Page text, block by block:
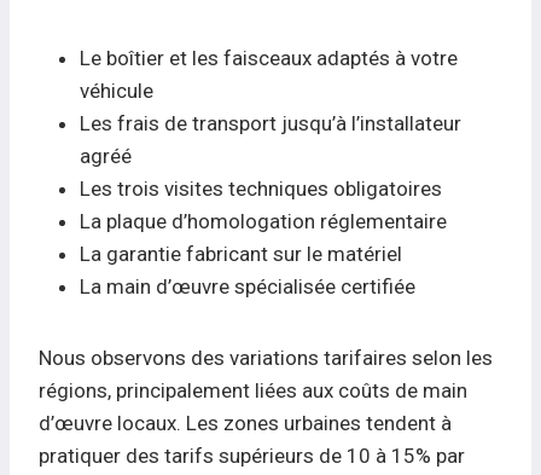
Le boîtier et les faisceaux adaptés à votre
véhicule
Les frais de transport jusqu’à l’installateur
agréé
Les trois visites techniques obligatoires
La plaque d’homologation réglementaire
La garantie fabricant sur le matériel
La main d’œuvre spécialisée certifiée
Nous observons des variations tarifaires selon les
régions, principalement liées aux coûts de main
d’œuvre locaux. Les zones urbaines tendent à
pratiquer des tarifs supérieurs de 10 à 15% par